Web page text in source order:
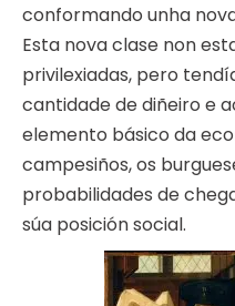
conformando unha
Esta nova clase non
privilexiadas, pero
cantidade de diñeiro e
elemento básico da
campesiños, os
probabilidades de
súa posición social.